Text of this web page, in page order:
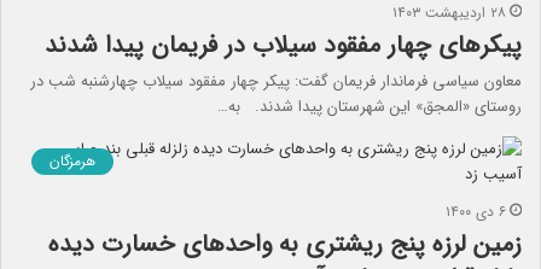
۲۸ اردیبهشت ۱۴۰۳
پیکرهای چهار مفقود سیلاب در فریمان پیدا شدند
معاون سیاسی فرماندار فریمان گفت: پیکر چهار مفقود سیلاب چهارشنبه شب در
روستای «المجق» این شهرستان پیدا شدند. به…
هرمزگان
۶ دی ۱۴۰۰
زمین لرزه پنج ریشتری به واحدهای خسارت دیده